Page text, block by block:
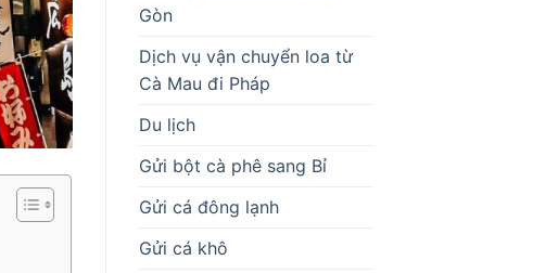
Gòn
Dịch vụ vận chuyển loa từ
Cà Mau đi Pháp
Du lịch
Gửi bột cà phê sang Bỉ
Gửi cá đông lạnh
Gửi cá khô